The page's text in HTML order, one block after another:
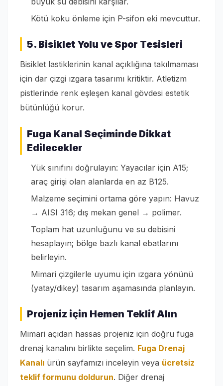
Kötü koku önleme için P-sifon eki mevcuttur.
5. Bisiklet Yolu ve Spor Tesisleri
Bisiklet lastiklerinin kanal açıklığına takılmaması
için dar çizgi ızgara tasarımı kritiktir. Atletizm
pistlerinde renk eşleşen kanal gövdesi estetik
bütünlüğü korur.
Fuga Kanal Seçiminde Dikkat
Edilecekler
Yük sınıfını doğrulayın: Yayacılar için A15;
araç girişi olan alanlarda en az B125.
Malzeme seçimini ortama göre yapın: Havuz
→ AISI 316; dış mekan genel → polimer.
Toplam hat uzunluğunu ve su debisini
hesaplayın; bölge bazlı kanal ebatlarını
belirleyin.
Mimari çizgilerle uyumu için ızgara yönünü
(yatay/dikey) tasarım aşamasında planlayın.
Projeniz için Hemen Teklif Alın
Mimari açıdan hassas projeniz için doğru fuga
drenaj kanalını birlikte seçelim. Fuga Drenaj
Kanalı ürün sayfamızı inceleyin veya ücretsiz
teklif formunu doldurun. Diğer drenaj